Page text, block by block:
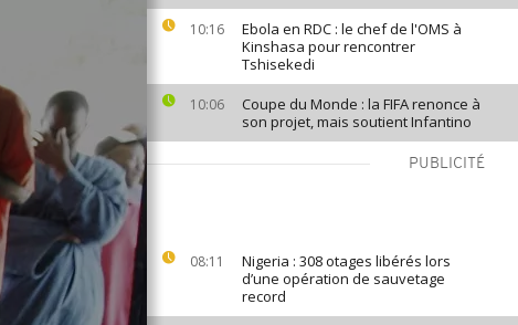
10:16
Ebola en RDC : le chef de l'OMS à
Kinshasa pour rencontrer
Tshisekedi
10:06
Coupe du Monde : la FIFA renonce à
son projet, mais soutient Infantino
PUBLICITÉ
08:11
Nigeria : 308 otages libérés lors
d’une opération de sauvetage
record